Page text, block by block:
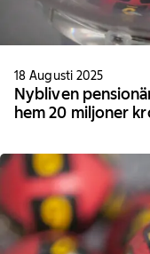
18 Augusti 2025
Nybliven
hem 20 miljoner